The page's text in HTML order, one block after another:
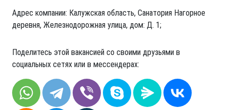
Адрес компании: Калужская область, Санатория Нагорное
деревня, Железнодорожная улица, дом: Д. 1;
Поделитесь этой вакансией со своими друзьями в
социальных сетях или в мессендерах: